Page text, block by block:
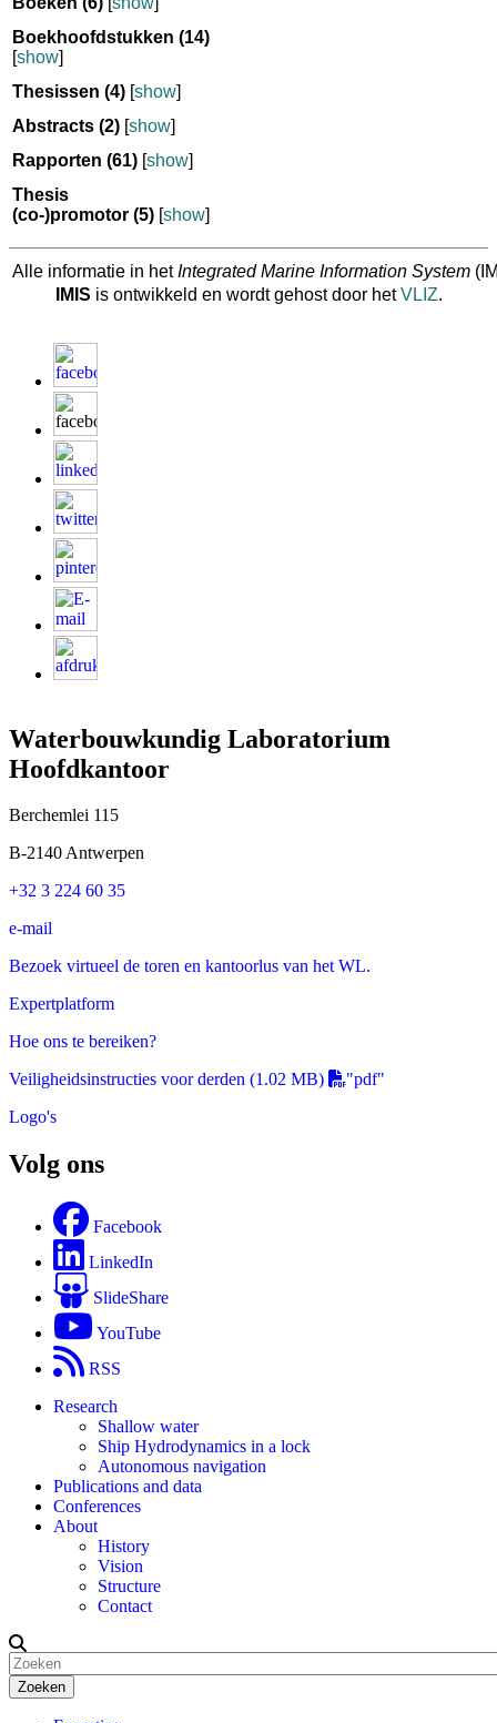
Boekhoofdstukken (14)
[show]
Thesissen (4) [show]
Abstracts (2) [show]
Rapporten (61) [show]
Thesis
(co-)promotor (5) [show]
Alle informatie in hetIntegrated Marine Information System
IMIS is ontwikkeld en wordt gehost door hetVLIZ.
Waterbouwkundig Laboratorium
Hoofdkantoor
Berchemlei 115
B-2140 Antwerpen
+32 3 224 60 35
e-mail
Bezoek virtueel de toren en kantoorlus van het WL.
Expertplatform
Hoe ons te bereiken?
Veiligheidsinstructies voor derden (1.02 MB)
"pdf"
Logo's
Volg ons
Facebook
LinkedIn
SlideShare
YouTube
RSS
Research
Shallow water
Ship Hydrodynamics in a lock
Autonomous navigation
Publications and data
Conferences
About
History
Vision
Structure
Contact
Zoeken